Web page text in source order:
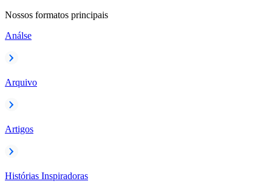
Nossos formatos principais
Análse
Arquivo
Artigos
Histórias Inspiradoras